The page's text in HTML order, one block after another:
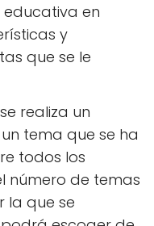
en
y
que se le
realiza un
tema que se ha
todos los
número de temas
la que se